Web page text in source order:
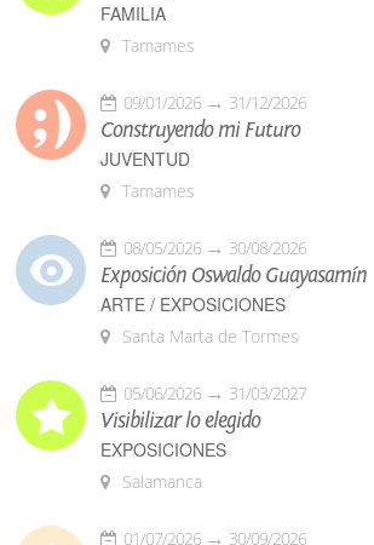
FAMILIA
Tamames
09/01/2026 31/12/2026
Construyendo mi Futuro
JUVENTUD
Tamames
08/05/2026 30/08/2026
Exposición Oswaldo Guayasamín
ARTE / EXPOSICIONES
Santa Marta de Tormes
05/06/2026 31/03/2027
Visibilizar lo elegido
EXPOSICIONES
Salamanca
01/07/2026 30/09/2026